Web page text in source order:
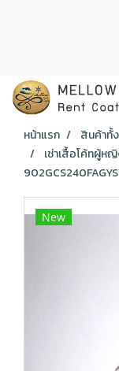
หน้าแรก สินค้าทั้
เช่าเสื้อโค้ทผู้ห
New